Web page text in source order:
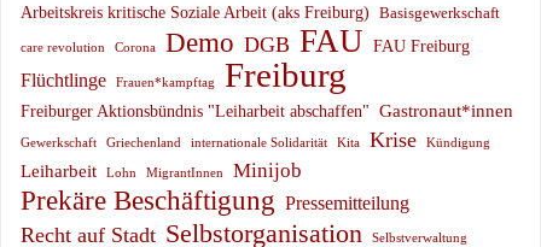
Arbeitskreis kritische Soziale Arbeit (aks Freiburg) Basisgewerkschaft
care revolution Corona Demo DGB FAU FAU Freiburg
Flüchtlinge Frauen*kampftag Freiburg
Freiburger Aktionsbündnis "Leiharbeit abschaffen" Gastronaut*innen
Gewerkschaft Griechenland internationale Solidarität Kita Krise Kündigung
Leiharbeit Lohn MigrantInnen Minijob
Prekäre Beschäftigung Pressemitteilung
Recht auf Stadt Selbstorganisation Selbstverwaltung